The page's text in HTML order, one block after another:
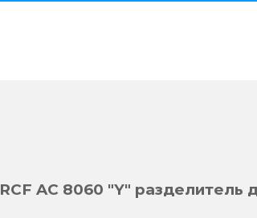
RCF AC 8060 "Y"